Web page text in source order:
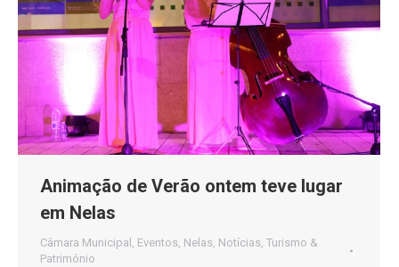
Animação de Verão ontem teve lugar
em Nelas
Câmara Municipal , Eventos, Nelas, Notícias, Turismo &
Património